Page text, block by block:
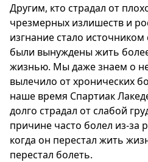
Другим, кто страдал от
чрезмерных излишеств и
изгнание стало
были вынуждены жить
жизнью. Мы даже знаем о
вылечило от хронических
наше время Спартиак
долго страдал от слабой
причине часто болел из-за
когда он перестал жить
перестал болеть.